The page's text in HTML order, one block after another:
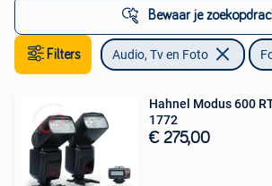
Bewaar je
Filters Audio, Tv en Foto
Hahnel Modus 600
1772
€ 275,00